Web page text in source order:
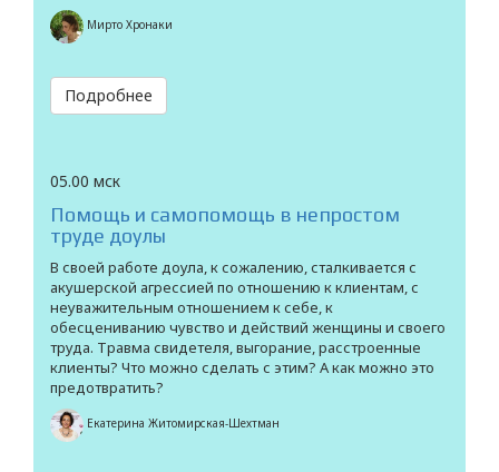
Мирто Хронаки
Подробнее
05.00 мск
Помощь и самопомощь в непростом
труде доулы
В своей работе доула, к сожалению, сталкивается с
акушерской агрессией по отношению к клиентам, с
неуважительным отношением к себе, к
обесцениванию чувство и действий женщины и своего
труда. Травма свидетеля, выгорание, расстроенные
клиенты? Что можно сделать с этим? А как можно это
предотвратить?
Екатерина Житомирская-Шехтман